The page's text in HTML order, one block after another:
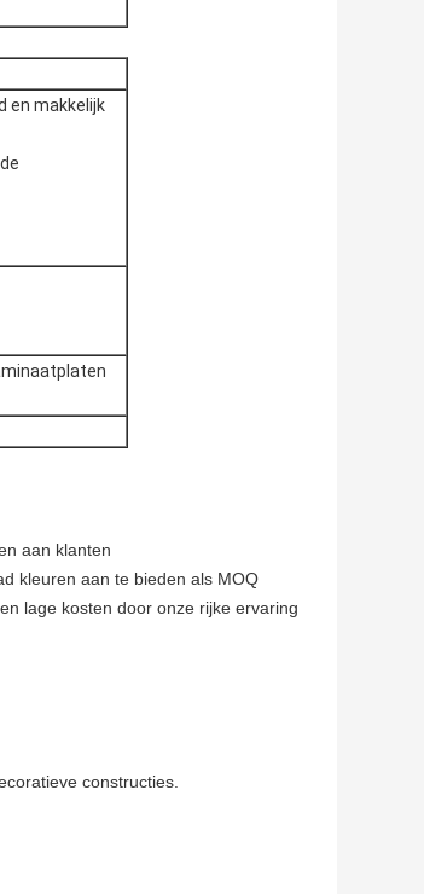
en makkelijk
aan klanten
kleuren aan te bieden als MOQ
lage kosten door onze rijke ervaring
constructies.